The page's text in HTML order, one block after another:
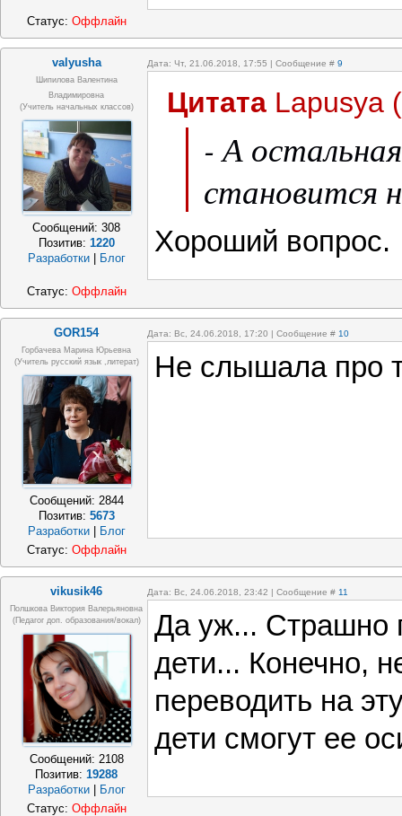
Статус: Оффлайн
valyusha Дата: Чт, 21.06.2018, 17:55 | Сообщение # 9
Шипилова Валентина
Владимировна
(учитель начальных классов)
Сообщений:308
Позитив: 1220
Разработки
Блог
Цитата Lapusya (
- А
становится
Хороший вопрос.
Статус: Оффлайн
GOR154 Дата: Вс, 24.06.2018, 17:20 | Сообщение # 10
Горбачева Марина Юрьевна
(учитель русский язык ,литерат)
Сообщений: 2844
Позитив: 5673
Разработки
Блог
Не слышала про
Статус: Оффлайн
vikusik46 Дата: Вс, 24.06.2018, 23:42 | Сообщение # 11
Полшкова Виктория Валерьяновна
(педагог доп. образования/вокал)
Сообщений: 2108
Позитив:19288
Разработки
Блог
Да уж... Страшно
дети... Конечно,
переводить на
дети смогут ее
Статус: Оффлайн